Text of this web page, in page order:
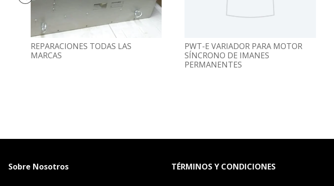
REPARACIONES TODAS LAS
MARCAS
PWT-E VARIADOR PARA MOTOR
SÍNCRONO DE IMANES
PERMANENTES
Sobre Nosotros TÉRMINOS Y CONDICIONES